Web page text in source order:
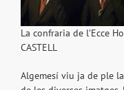
La confraria de l’Ecce
CASTELL
Algemesí viu ja de ple